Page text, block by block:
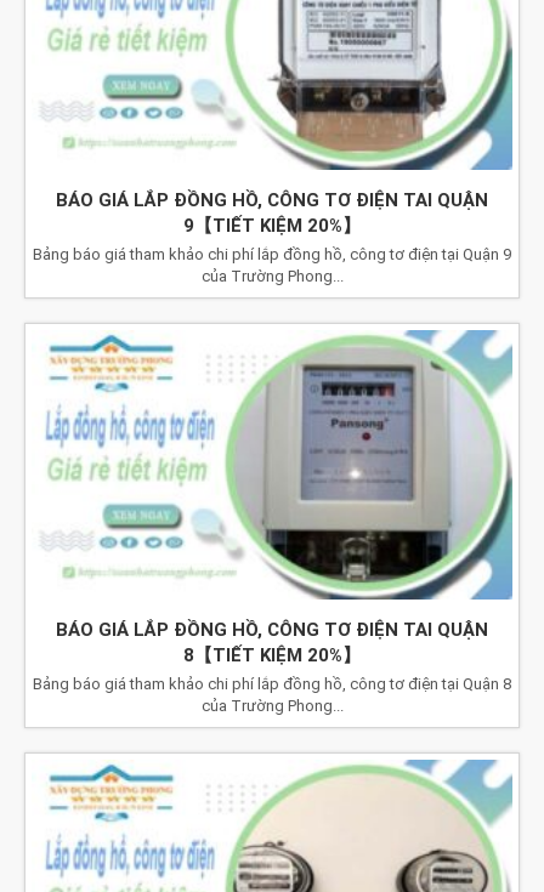
BÁO GIÁ LẮP ĐỒNG HỒ, CÔNG TƠ ĐIỆN TAI QUẬN
9【TIẾT KIỆM 20%】
Bảng báo giá tham khảo chi phí lắp đồng hồ, công tơ điện tại Quận 9
của Trường Phong...
BÁO GIÁ LẮP ĐỒNG HỒ, CÔNG TƠ ĐIỆN TAI QUẬN
8【TIẾT KIỆM 20%】
Bảng báo giá tham khảo chi phí lắp đồng hồ, công tơ điện tại Quận 8
của Trường Phong...